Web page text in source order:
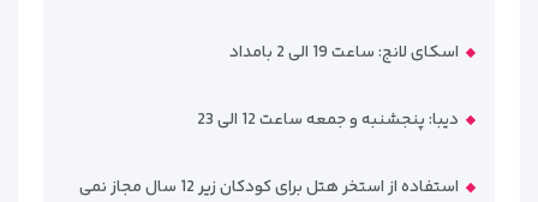
اسکای لانج: ساعت 19 الی 2 بامداد
دیبا: پنجشنبه و جمعه ساعت 12 الی 23
استفاده از استخر هتل برای کودکان زیر 12 سال مجاز نمی